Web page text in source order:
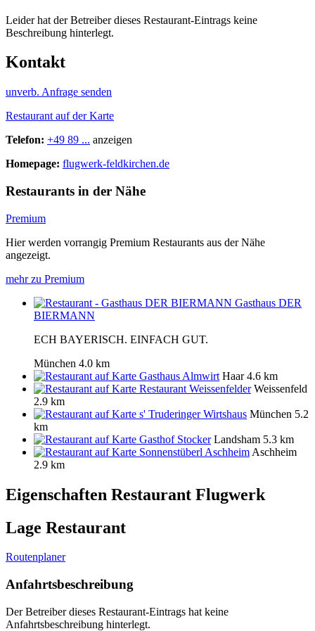
Leider hat der Betreiber dieses Restaurant-Eintrags keine
Beschreibung hinterlegt.
Kontakt
unverb. Anfrage senden
Restaurant auf der Karte
Telefon: +49 89 ... anzeigen
Homepage: flugwerk-feldkirchen.de
Restaurants in der Nähe
Premium
Hier werden vorrangig Premium Restaurants aus der Nähe
angezeigt.
mehr zu Premium
Gasthaus DER
BIERMANN
ECH BAYERISCH. EINFACH GUT.
München 4.0 km
Gasthaus Almwirt Haar 4.6 km
Restaurant Weissenfelder Weissenfeld
2.9 km
s' Truderinger Wirtshaus München 5.2
km
Gasthof Stocker Landsham 5.3 km
Sonnenstüberl Aschheim Aschheim
2.9 km
Eigenschaften Restaurant Flugwerk
Lage Restaurant
Routenplaner
Anfahrtsbeschreibung
Der Betreiber dieses Restaurant-Eintrags hat keine
Anfahrtsbeschreibung hinterlegt.